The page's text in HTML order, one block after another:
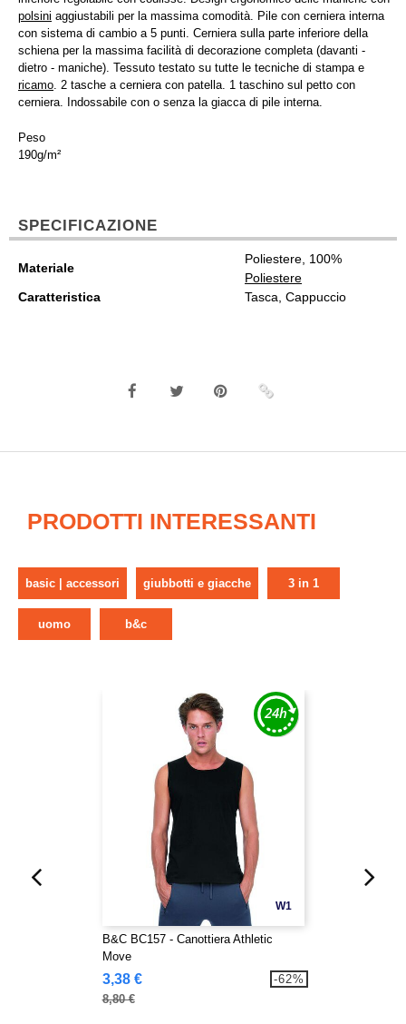
polsini aggiustabili per la massima comodità. Pile con cerniera interna
con sistema di cambio a 5 punti. Cerniera sulla parte inferiore della
schiena per la massima facilità di decorazione completa (davanti -
dietro - maniche). Tessuto testato su tutte le tecniche di stampa e
ricamo. 2 tasche a cerniera con patella. 1 taschino sul petto con
cerniera. Indossabile con o senza la giacca di pile interna.
Peso
190g/m²
SPECIFICAZIONE
Materiale
Poliestere, 100%
Poliestere
Caratteristica
Tasca, Cappuccio
PRODOTTI INTERESSANTI
basic | accessori giubbotti e giacche 3 in 1
uomo b&c
W1
B&C BC157 - Canottiera Athletic
Move
3,38 €
8,80 €
-62%